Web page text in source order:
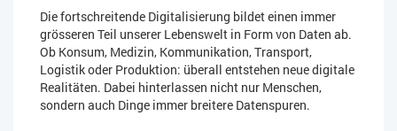
Die fortschreitende Digitalisierung bildet einen immer
grösseren Teil unserer Lebenswelt in Form von Daten ab.
Ob Konsum, Medizin, Kommunikation, Transport,
Logistik oder Produktion: überall entstehen neue digitale
Realitäten. Dabei hinterlassen nicht nur Menschen,
sondern auch Dinge immer breitere Datenspuren.